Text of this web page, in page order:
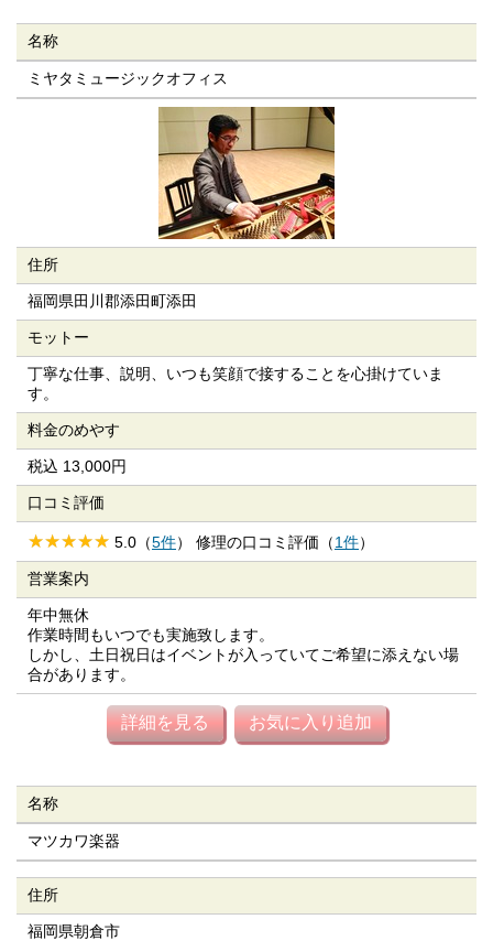
名称
ミヤタミュージックオフィス
住所
福岡県田川郡添田町添田
モットー
丁寧な仕事、説明、いつも笑顔で接することを心掛けていま
す。
料金のめやす
税込 13,000円
口コミ評価
5.0（5件） 修理の口コミ評価（1件）
営業案内
年中無休
作業時間もいつでも実施致します。
しかし、土日祝日はイベントが入っていてご希望に添えない場
合があります。
詳細を見る お気に入り追加
名称
マツカワ楽器
住所
福岡県朝倉市